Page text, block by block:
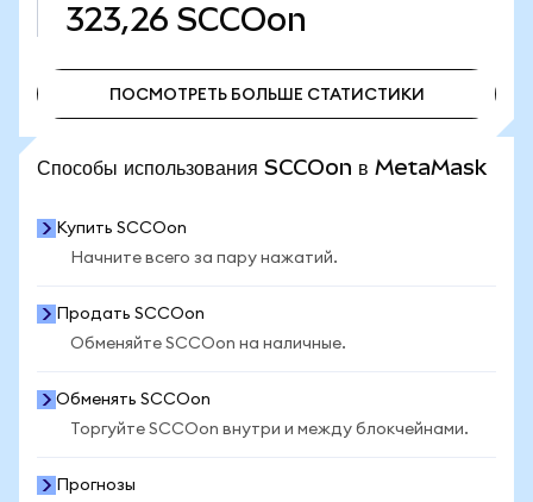
323,26 SCCOon
ПОСМОТРЕТЬ БОЛЬШЕ СТАТИСТИКИ
Способы использования SCCOon в MetaMask
Купить SCCOon
Начните всего за пару нажатий.
Продать SCCOon
Обменяйте SCCOon на наличные.
Обменять SCCOon
Торгуйте SCCOon внутри и между блокчейнами.
Прогнозы